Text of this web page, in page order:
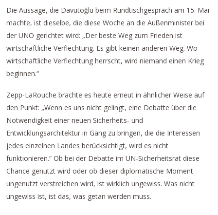
Die Aussage, die Davutoğlu beim Rundtischgespräch am 15. Mai
machte, ist dieselbe, die diese Woche an die Außenminister bei
der UNO gerichtet wird: „Der beste Weg zum Frieden ist
wirtschaftliche Verflechtung. Es gibt keinen anderen Weg. Wo
wirtschaftliche Verflechtung herrscht, wird niemand einen Krieg
beginnen.“
Zepp-LaRouche brachte es heute erneut in ähnlicher Weise auf
den Punkt: „Wenn es uns nicht gelingt, eine Debatte über die
Notwendigkeit einer neuen Sicherheits- und
Entwicklungsarchitektur in Gang zu bringen, die die Interessen
jedes einzelnen Landes berücksichtigt, wird es nicht
funktionieren.“ Ob bei der Debatte im UN-Sicherheitsrat diese
Chance genutzt wird oder ob dieser diplomatische Moment
ungenutzt verstreichen wird, ist wirklich ungewiss. Was nicht
ungewiss ist, ist das, was getan werden muss.